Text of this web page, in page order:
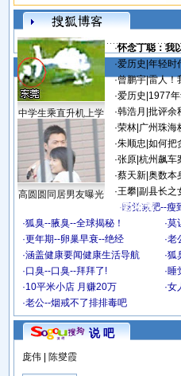
中学生乘直升机上学
高圆圆同居男友曝光
·怀念丁聪：我
·爱历史 年轻时
·曾鹏宇|雷人！
·爱历史 1977
·韩浩月 批评余
·荣林| 广州珠海
·朱顺忠 如何把
·张原| 杭州飙车
·蔡天新| 奥数本
·王攀| 副县长之
精彩推荐
·睡觉减肥--瘦
·狐臭--腋臭--全球揭秘！ ·莫
·更年期--卵巢早衰--绝经 ·老
·涵盖健康要闻健康生活导航 ·狐
·口臭--口臭--拜拜了! ·睡
·10平米小店 月赚20万 ·女
·老公--烟戒不了排排毒吧
说 吧
庞伟| 陈燮霞